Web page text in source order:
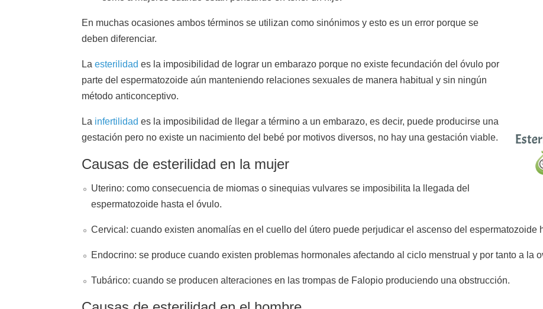
En muchas ocasiones ambos términos se utilizan como sinónimos y esto es un error porque se
deben diferenciar.
La esterilidad es la imposibilidad de lograr un embarazo porque no existe fecundación del óvulo por
parte del espermatozoide aún manteniendo relaciones sexuales de manera habitual y sin ningún
método anticonceptivo.
La infertilidad es la imposibilidad de llegar a término a un embarazo, es decir, puede producirse una
gestación pero no existe un nacimiento del bebé por motivos diversos, no hay una gestación viable.
Causas de esterilidad en la mujer
Uterino: como consecuencia de miomas o sinequias vulvares se imposibilita la llegada del
espermatozoide hasta el óvulo.
Cervical: cuando existen anomalías en el cuello del útero puede perjudicar el ascenso del espermatozoide
Endocrino: se produce cuando existen problemas hormonales afectando al ciclo menstrual y por tanto a la
Tubárico: cuando se producen alteraciones en las trompas de Falopio produciendo una obstrucción.